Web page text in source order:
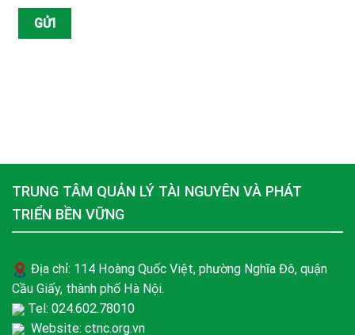
TRUNG TÂM QUẢN LÝ TÀI NGUYÊN VÀ PHÁT
TRIỂN BỀN VỮNG
Địa chỉ: 114 Hoàng Quốc Việt, phường Nghĩa Đô, quận
Cầu Giấy, thành phố Hà Nội.
Tel: 024.602.78010
Website: ctnc.org.vn